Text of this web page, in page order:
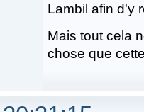
Lambil afin d'y
Mais tout cela
chose que